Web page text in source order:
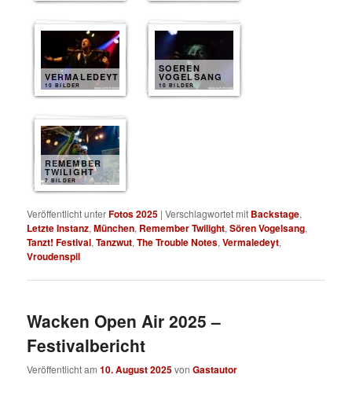
VERMALEDEYT
10 BILDER
SOEREN
VOGELSANG
10 BILDER
REMEMBER
TWILIGHT
7 BILDER
Veröffentlicht unterFotos 2025 |Verschlagwortet mit Backstage,
Letzte Instanz,München, Remember Twilight,Sören Vogelsang,
Tanzt! Festival,Tanzwut,The Trouble Notes,Vermaledeyt,
Vroudenspil
Wacken Open Air 2025 –
Festivalbericht
Veröffentlicht am10. August 2025vonGastautor